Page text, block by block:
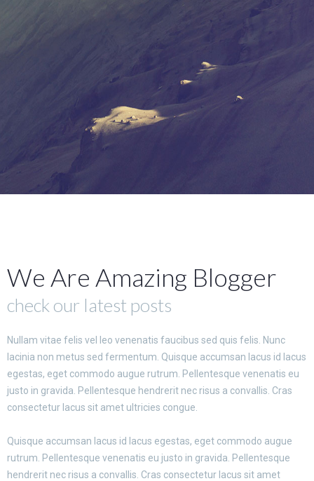
We Are Amazing Blogger
check our latest posts
Nullam vitae felis vel leo venenatis faucibus sed quis felis. Nunc
lacinia non metus sed fermentum. Quisque accumsan lacus id lacus
egestas, eget commodo augue rutrum. Pellentesque venenatis eu
justo in gravida. Pellentesque hendrerit nec risus a convallis. Cras
consectetur lacus sit amet ultricies congue.
Quisque accumsan lacus id lacus egestas, eget commodo augue
rutrum. Pellentesque venenatis eu justo in gravida. Pellentesque
hendrerit nec risus a convallis. Cras consectetur lacus sit amet